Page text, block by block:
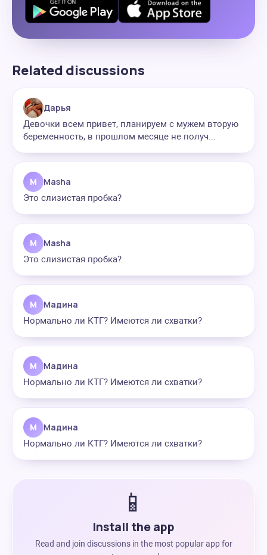
Related discussions
Дарья
Девочки всем привет, планируем с мужем вторую
беременность, в прошлом месяце не получ...
M Masha
Это слизистая пробка?
M Masha
Это слизистая пробка?
М Мадина
Нормально ли КТГ? Имеются ли схватки?
М Мадина
Нормально ли КТГ? Имеются ли схватки?
М Мадина
Нормально ли КТГ? Имеются ли схватки?
📱
Install the app
Read and join discussions in the most popular app for